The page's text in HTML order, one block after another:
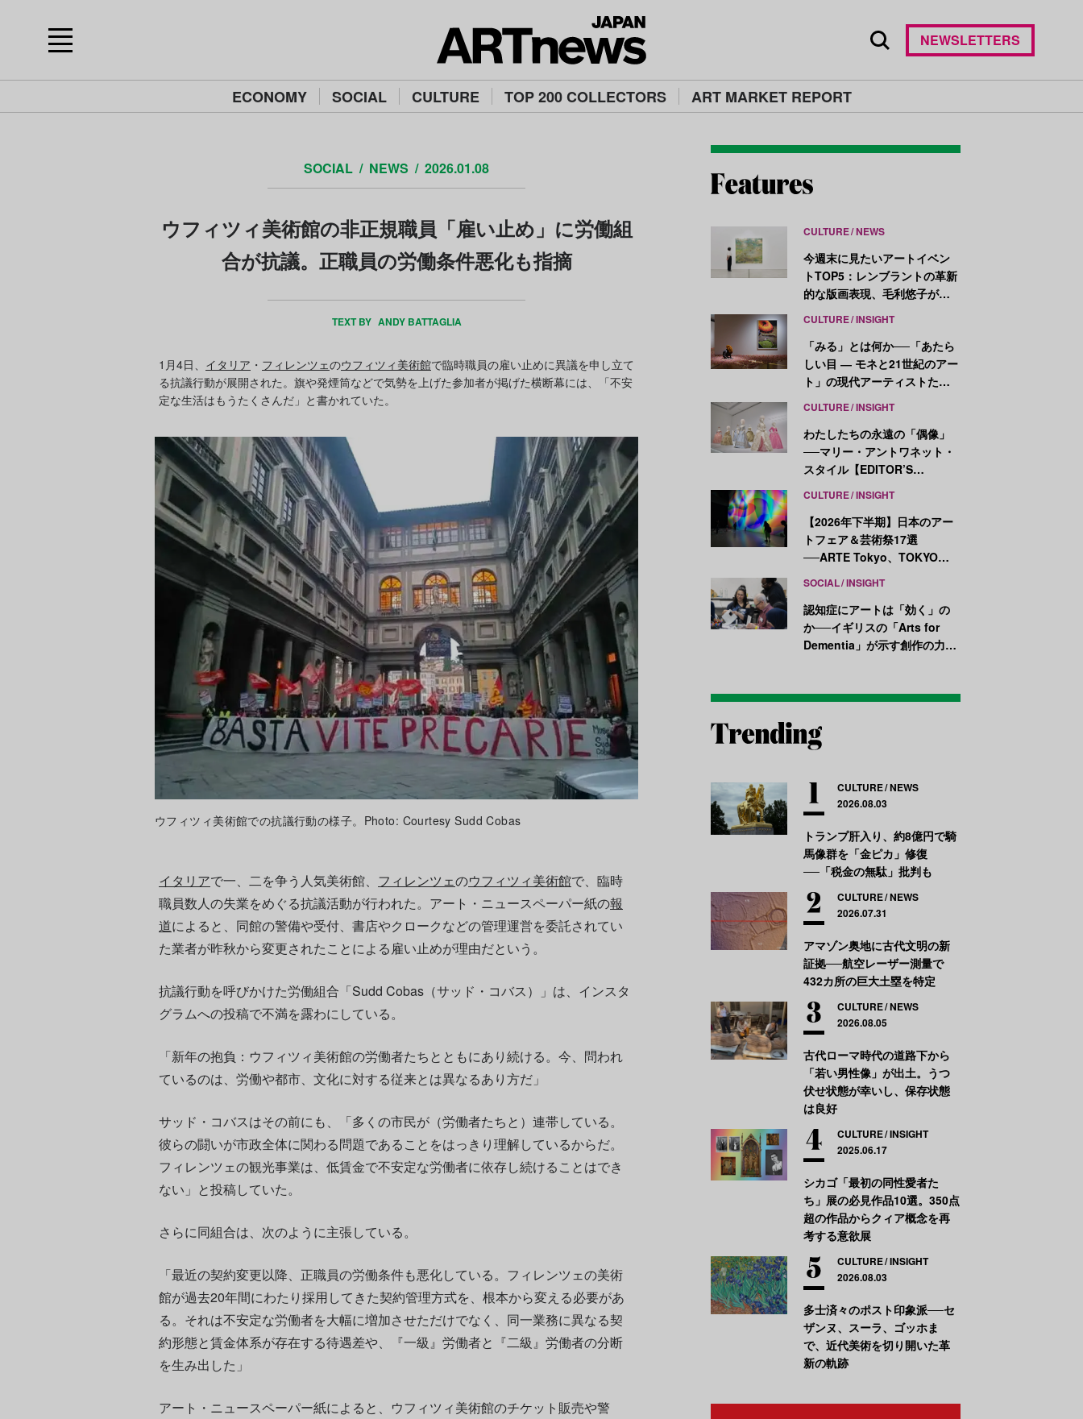
ECONOMY SOCIAL CULTURE TOP 200 COLLECTORS ART MARKET REPORT
NEWSLETTERS
SOCIAL NEWS 2026.01.08
ウフィツィ美術館の非正規職員「雇い止め」に労働組
合が抗議。正職員の労働条件悪化も指摘
TEXT BY ANDY BATTAGLIA
1月4日、 イタリア ・ フィレンツェのウフィツィ美術館で臨時職員の雇い止めに異議を申し立て
る抗議行動が展開された。旗や発煙筒などで気勢を上げた参加者が掲げた横断幕には、「不安
定な生活はもうたくさんだ」と書かれていた。
ウフィツィ美術館での抗議行動の様子。Photo: Courtesy Sudd Cobas
イタリアで一、二を争う人気美術館、 フィレンツェのウフィツィ美術館で、臨時
職員数人の失業をめぐる抗議活動が行われた。アート・ニュースペーパー紙の報
道によると、同館の警備や受付、書店やクロークなどの管理運営を委託されてい
た業者が昨秋から変更されたことによる雇い止めが理由だという。
抗議行動を呼びかけた労働組合「Sudd Cobas（サッド・コバス）」は、インスタ
グラムへの投稿で不満を露わにしている。
「新年の抱負：ウフィツィ美術館の労働者たちとともにあり続ける。今、問われ
ているのは、労働や都市、文化に対する従来とは異なるあり方だ」
サッド・コバスはその前にも、「多くの市民が（労働者たちと）連帯している。
彼らの闘いが市政全体に関わる問題であることをはっきり理解しているからだ。
フィレンツェの観光事業は、低賃金で不安定な労働者に依存し続けることはでき
ない」と投稿していた。
さらに同組合は、次のように主張している。
「最近の契約変更以降、正職員の労働条件も悪化している。フィレンツェの美術
館が過去20年間にわたり採用してきた契約管理方式を、根本から変える必要があ
る。それは不安定な労働者を大幅に増加させただけでなく、同一業務に異なる契
約形態と賃金体系が存在する待遇差や、『一級』労働者と『二級』労働者の分断
を生み出した」
アート・ニュースペーパー紙によると、ウフィツィ美術館のチケット販売や警
CULTURE NEWS
今週末に見たいアートイベン
トTOP5：レンブラントの革新
的な版画表現、毛利悠子がヴ
CULTURE INSIGHT
「みる」とは何か──「あたら
しい目 ― モネと21世紀のアー
ト」の現代アーティストたち
CULTURE INSIGHT
わたしたちの永遠の「偶像」
──マリー・アントワネット・
スタイル【EDITOR’S
CULTURE INSIGHT
【2026年下半期】日本のアー
トフェア＆芸術祭17選
──ARTE Tokyo、TOKYO
SOCIAL INSIGHT
認知症にアートは「効く」の
か──イギリスの「Arts for
Dementia」が示す創作の力
CULTURE NEWS
2026.08.03
トランプ肝入り、約8億円で騎
馬像群を「金ピカ」修復
──「税金の無駄」批判も
CULTURE NEWS
2026.07.31
アマゾン奥地に古代文明の新
証拠──航空レーザー測量で
432カ所の巨大土塁を特定
CULTURE NEWS
2026.08.05
古代ローマ時代の道路下から
「若い男性像」が出土。うつ
伏せ状態が幸いし、保存状態
は良好
CULTURE INSIGHT
2025.06.17
シカゴ「最初の同性愛者た
ち」展の必見作品10選。350点
超の作品からクィア概念を再
考する意欲展
CULTURE INSIGHT
2026.08.03
多士済々のポスト印象派──セ
ザンヌ、スーラ、ゴッホま
で、近代美術を切り開いた革
新の軌跡